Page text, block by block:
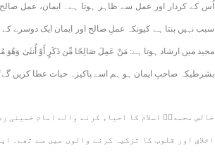
اُس کے کردار اور عمل سے ظاہر ہوتا ہے۔ ایمان، عمل
سبب نہیں بنتا ہے کیونکہ عملِ صالح اور ایمان ایک دوسرے
مجید میں ارشاد ہوتا ہے: مَنْ عَمِلَ صَالِحًا مِّن ذَكَرٍ أَوْ أُنثَىٰ
بشرطیکہ صاحبِ ایمان ہو ہم اسے پاکیزہ حیات عطا کریں
خالص محمدیؐ اسلام کا احیاء کرنے والے امام خمینی
اخلاق اور قلوب کا تزکیہ کرنے والوں میں سے تھے۔